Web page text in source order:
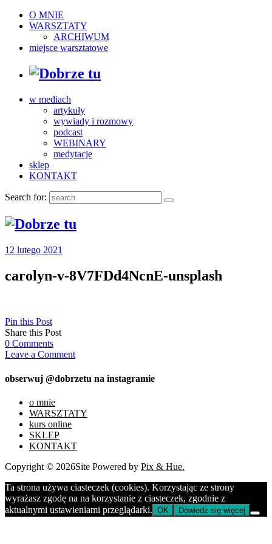
O MNIE
WARSZTATY
ARCHIWUM
miejsce warsztatowe
w mediach
artykuły
wywiady i rozmowy
podcast
WEBINARY
medytacje
sklep
KONTAKT
Search for:
12 lutego 2021
carolyn-v-8V7FDd4NcnE-unsplash
Pin this Post
Share this Post
0 Comments
Leave a Comment
obserwuj @dobrzetu na instagramie
o mnie
WARSZTATY
kurs online
SKLEP
KONTAKT
Copyright © 2026Site Powered by Pix & Hue.
Ta strona używa ciasteczek (cookies). Korzystając ze strony
wyrażasz zgodę na na korzystanie z ciasteczek, zgodnie z
aktualnymi ustawieniami przeglądarki. OK Dowiedz się więcej